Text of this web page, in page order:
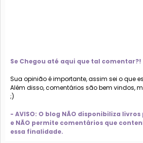
Se Chegou até aqui que tal comentar?!
Sua opinião é importante, assim sei o que
Além disso, comentários são bem vindos,
;)
- AVISO: O blog NÃO disponibiliza
e NÃO permite comentários que
essa finalidade.